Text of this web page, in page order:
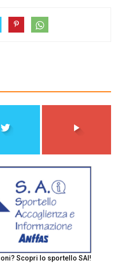
Scopri lo sportello SAI!